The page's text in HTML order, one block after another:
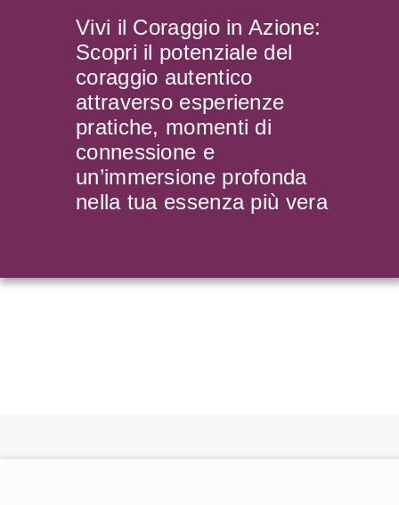
Vivi il Coraggio in Azione:
Scopri il potenziale del
coraggio autentico
attraverso esperienze
pratiche, momenti di
connessione e
un’immersione profonda
nella tua essenza più vera